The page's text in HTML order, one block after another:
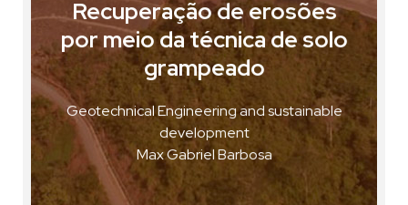
Recuperação de erosões
por meio da técnica de solo
grampeado
Geotechnical Engineering and sustainable
development
Max Gabriel Barbosa
Mina do Salobo, Brasil
VER FOTO
VER GEOPOSTAL